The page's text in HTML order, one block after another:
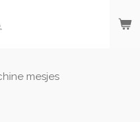
mesjes